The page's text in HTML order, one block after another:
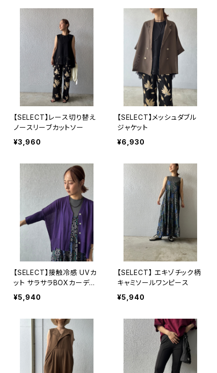
【SELECT】レース切り替え
ノースリーブカットソー
¥3,960
【SELECT】メッシュダブル
ジャケット
¥6,930
【SELECT】接触冷感 UVカ
ット サラサラBOXカーディ
ガン
¥5,940
【SELECT】 エキゾチック柄
キャミソールワンピース
¥5,940